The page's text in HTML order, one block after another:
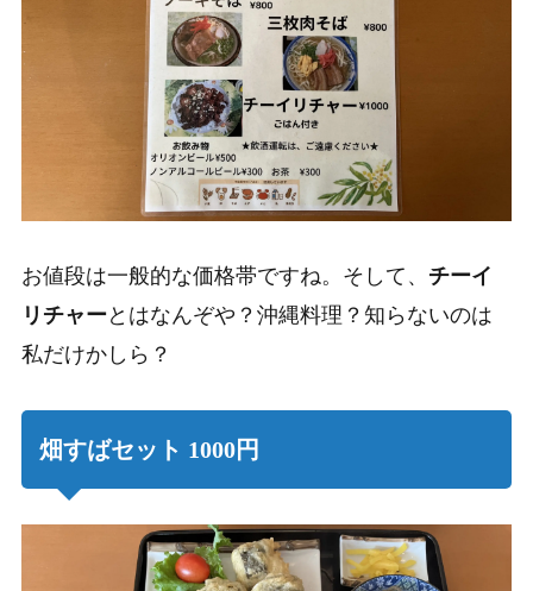
お値段は一般的な価格帯ですね。 そして、 チーイ
リチャーとはなんぞや？沖縄料理？知らないのは
私だけかしら？
畑すばセット 1000円